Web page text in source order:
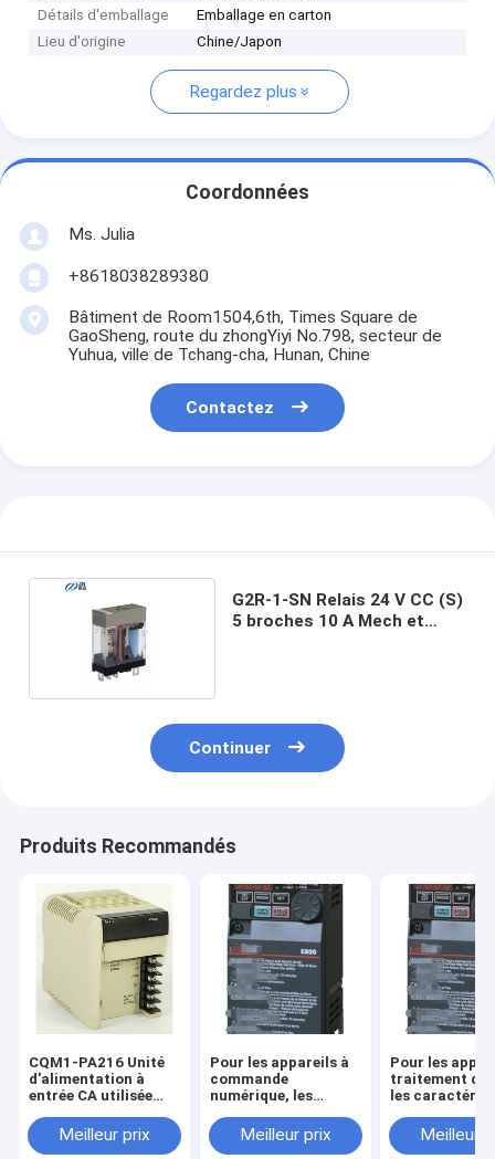
Détails d'emballage
Emballage en carton
Lieu d'origine
Chine/Japon
Regardez plus
Coordonnées
Ms. Julia
+8618038289380
Bâtiment de Room1504,6th, Times Square de
GaoSheng, route du zhongYiyi No.798, secteur de
Yuhua, ville de Tchang-cha, Hunan, Chine
Contactez
G2R-1-SN Relais 24 V CC (S)
5 broches 10 A Mech et
Continuer
Produits Recommandés
CQM1-PA216 Unité
d'alimentation à
entrée CA utilisée
l'automatisation
industrielle ancienne
Meilleur prix
Pour les appareils à
commande
numérique, les
suivantes doivent
être respectées:1,5-
Meilleur prix
Pour les
traitement
les
être
Meilleur